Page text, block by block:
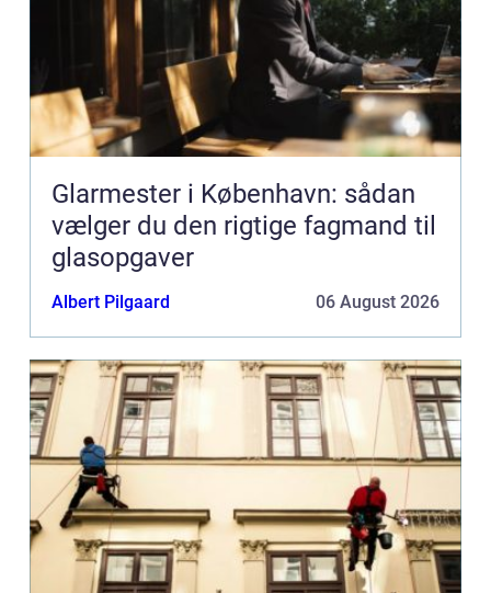
Glarmester i København: sådan
vælger du den rigtige fagmand til
glasopgaver
Albert Pilgaard 06 August 2026